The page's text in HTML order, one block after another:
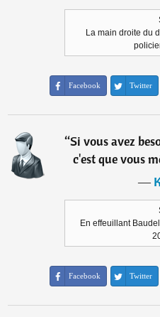
La main droite du
Facebook Twitter
“Si vous avez
c'est que vous
―
En effeuillant
Facebook Twitter